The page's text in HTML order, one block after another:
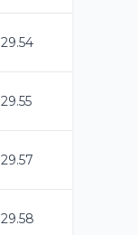
29.54
29.55
29.57
29.58